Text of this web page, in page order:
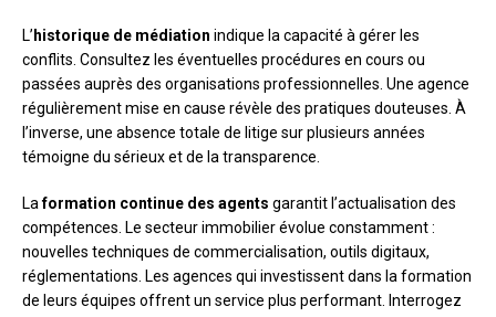
L’ historique de médiation indique la capacité à gérer les
conflits. Consultez les éventuelles procédures en cours ou
passées auprès des organisations professionnelles. Une agence
régulièrement mise en cause révèle des pratiques douteuses. À
l’inverse, une absence totale de litige sur plusieurs années
témoigne du sérieux et de la transparence.
Laformation continue des agents garantit l’actualisation des
compétences. Le secteur immobilier évolue constamment :
nouvelles techniques de commercialisation, outils digitaux,
réglementations. Les agences qui investissent dans la formation
de leurs équipes offrent un service plus performant. Interrogez